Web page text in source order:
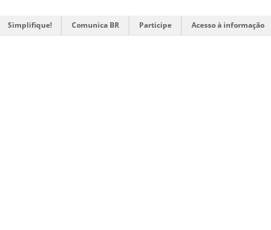
Simplifique! Comunica BR Participe Acesso à informação